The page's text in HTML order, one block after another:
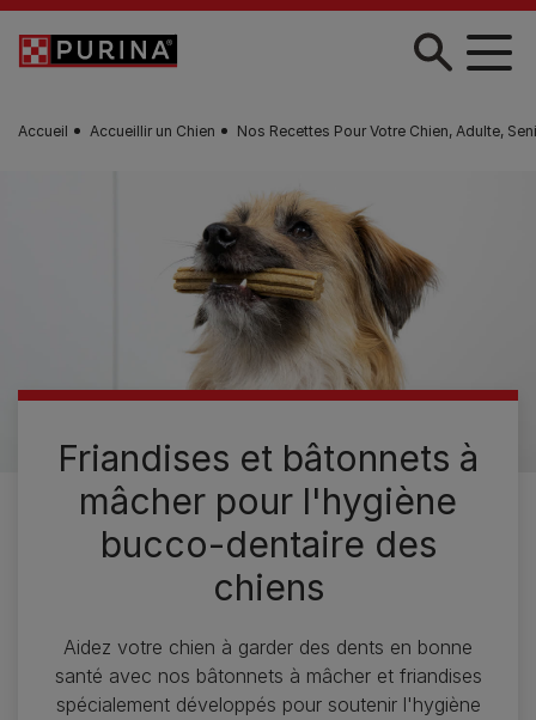
Skip to main content
Accueil Accueillir un Chien Nos Recettes Pour Votre Chien, Adulte,
Friandises et bâtonnets à
mâcher pour l'hygiène
bucco-dentaire des
chiens
Aidez votre chien à garder des dents en bonne
santé avec nos bâtonnets à mâcher et friandises
spécialement développés pour soutenir l'hygiène